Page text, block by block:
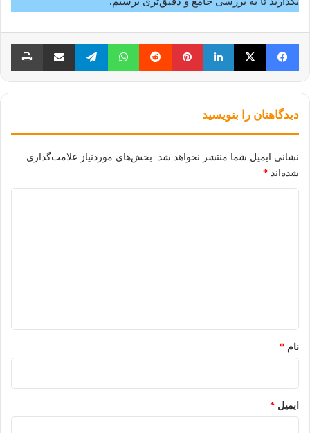
فیس بوک X لینکدین ‫پین‌ترست‫رددیت واتس آپ تلگرام اشتراک گذاری از طریق ایمیل
دیدگاهتان را بنویسید
نشانی ایمیل شما منتشر نخواهد شد.
بخش‌های موردنیاز علامت‌گذاری
شده‌اند *
نام *
ایمیل *